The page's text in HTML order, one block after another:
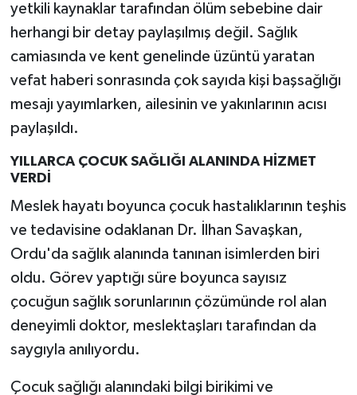
yetkili kaynaklar tarafından ölüm sebebine dair
herhangi bir detay paylaşılmış değil. Sağlık
camiasında ve kent genelinde üzüntü yaratan
vefat haberi sonrasında çok sayıda kişi başsağlığı
mesajı yayımlarken, ailesinin ve yakınlarının acısı
paylaşıldı.
YILLARCA ÇOCUK SAĞLIĞI ALANINDA HİZMET
VERDİ
Meslek hayatı boyunca çocuk hastalıklarının teşhis
ve tedavisine odaklanan Dr. İlhan Savaşkan,
Ordu'da sağlık alanında tanınan isimlerden biri
oldu. Görev yaptığı süre boyunca sayısız
çocuğun sağlık sorunlarının çözümünde rol alan
deneyimli doktor, meslektaşları tarafından da
saygıyla anılıyordu.
Çocuk sağlığı alanındaki bilgi birikimi ve